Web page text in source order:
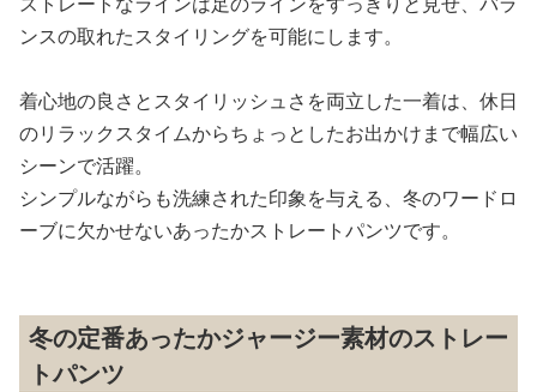
ンスの取れたスタイリングを可能にします。
着心地の良さとスタイリッシュさを両立した一着は、休日
のリラックスタイムからちょっとしたお出かけまで幅広い
シーンで活躍。
シンプルながらも洗練された印象を与える、冬のワードロ
ーブに欠かせないあったかストレートパンツです。
冬の定番あったかジャージー素材のストレー
トパンツ